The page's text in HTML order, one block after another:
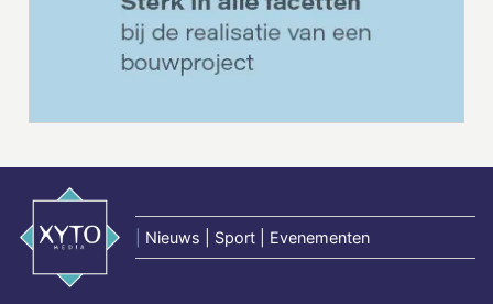
Nieuws | Sport | Evenementen